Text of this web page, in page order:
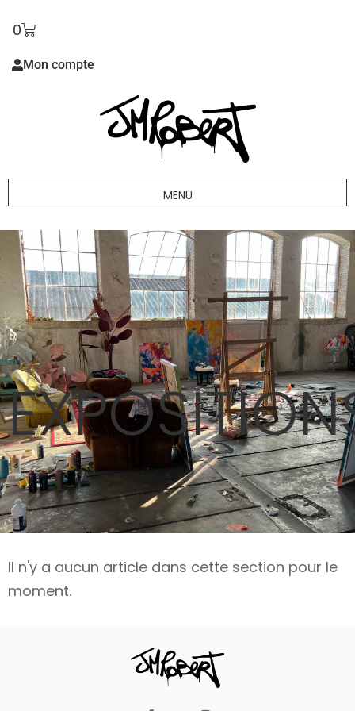
0
Mon compte
Il n'y a aucun article dans cette section pour le
moment.